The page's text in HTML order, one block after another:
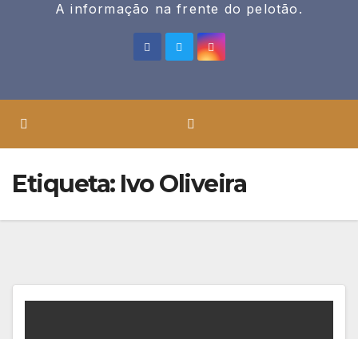
A informação na frente do pelotão.
Etiqueta: Ivo Oliveira